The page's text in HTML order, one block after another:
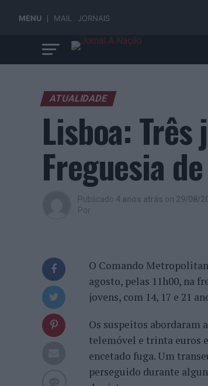
MENU MAIL JORNAIS
ATUALIDADE
Lisboa:
Freguesia
Publicado 4 anos atrás on 29/08/
Por
O Comando
agosto, pelas 11h00, na
jovens, com 14, 17 e 21
Os suspeitos abordaram
telemóvel e trinta euros
encetado fuga. Um
perseguido durante